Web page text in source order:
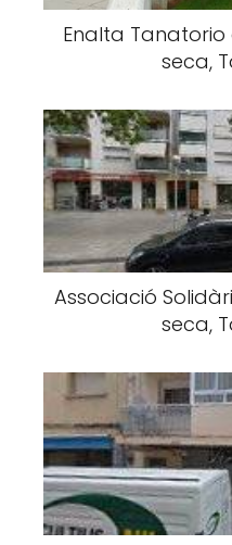
Enalta
seca,
Associació
seca,